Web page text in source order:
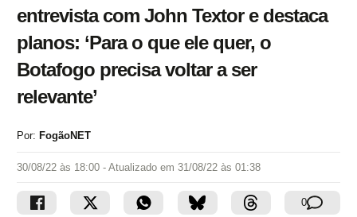
entrevista com John Textor e destaca
planos: ‘Para o que ele quer, o
Botafogo precisa voltar a ser
relevante’
Por: FogãoNET
30/08/22 às 18:00 - Atualizado em 31/08/22 às 01:38
0